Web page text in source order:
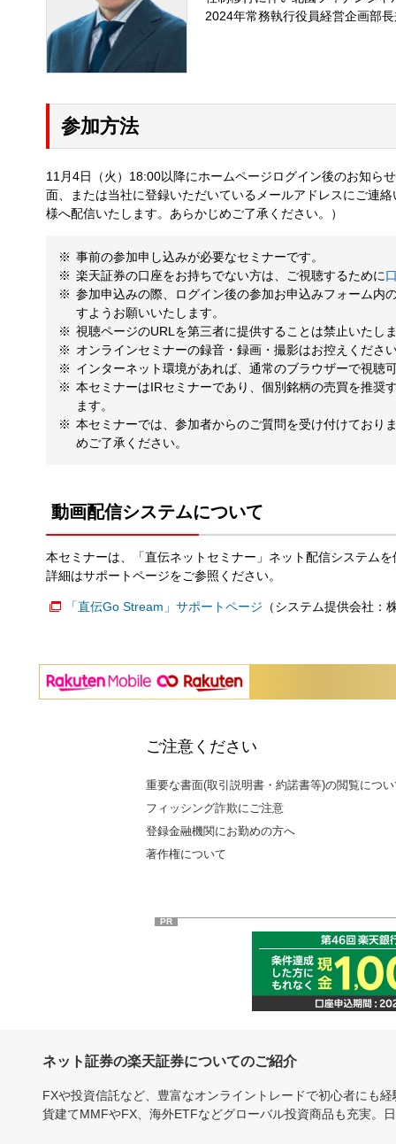
2024年常務執行役員経営企画部
参加方法
11月4日（火）18:00以降にホームページログイン後のお知
面、または当社に登録いただいているメールアドレスにご連
様へ配信いたします。あらかじめご了承ください。）
事前の参加申し込みが必要なセミナーです。
楽天証券の口座をお持ちでない方は、ご視聴するために
参加申込みの際、ログイン後の参加お申込みフォーム内
すようお願いいたします。
視聴ページのURLを第三者に提供することは禁止いたし
オンラインセミナーの録音・録画・撮影はお控えくださ
インターネット環境があれば、通常のブラウザーで視聴
本セミナーはIRセミナーであり、個別銘柄の売買を推奨
ます。
本セミナーでは、参加者からのご質問を受け付けており
めご了承ください。
動画配信システムについて
本セミナーは、「直伝ネットセミナー」ネット配信システム
詳細はサポートページをご参照ください。
「直伝Go Stream」サポートページ （システム提供会社
ご注意ください
重要な書面(取引説明書・約諾書等)の閲覧につ
フィッシング詐欺にご注意
登録金融機関にお勤めの方へ
著作権について
PR
ネット証券の楽天証券についてのご紹介
FXや投資信託など、豊富なオンライントレードで初心者にも
貨建てMMFやFX、海外ETFなどグローバル投資商品も充実。